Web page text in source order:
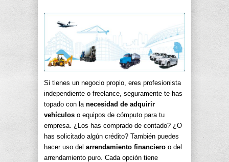
Si tienes un negocio propio, eres profesionista
independiente o freelance, seguramente te has
topado con la necesidad de adquirir
vehículos o equipos de cómputo para tu
empresa. ¿Los has comprado de contado? ¿O
has solicitado algún crédito? También puedes
hacer uso del arrendamiento financiero o del
arrendamiento puro. Cada opción tiene